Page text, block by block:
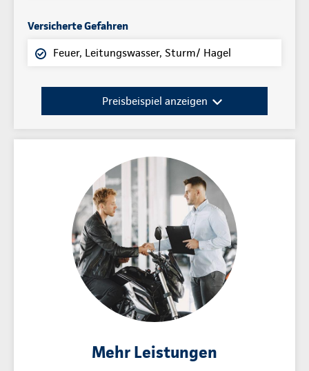
Versicherte Gefahren
Feuer, Leitungswasser, Sturm/ Hagel
Preisbeispiel anzeigen
Mehr Leistungen